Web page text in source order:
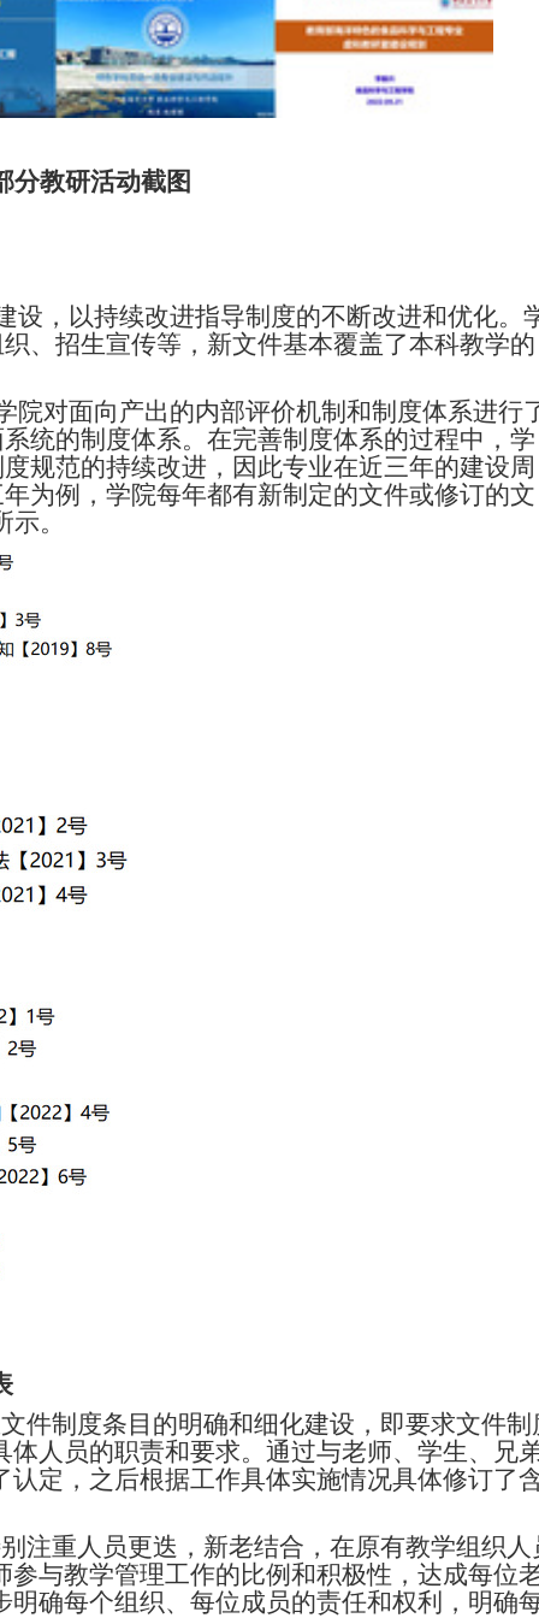
分教研活动截图
设 ， 以持续改进指导制度的不断改进和优化。
、招生宣传等，新文件基本覆盖了本科教学的
院对面向产出的内部评价机制和制度体系进行
统的制度体系。在完善制度体系的过程中，学
规范的持续改进，因此专业在近三年的建设周
为例，学院每年都有新制定的文件或修订的文
示。
件制度条目的明确和细化建设，即要求文件制
人员的职责和要求。通过与老师、学生、兄
定，之后根据工作具体实施情况具体修订了
注重人员更迭，新老结合，在原有教学组织人
与教学管理工作的比例和积极性，达成每位
确每个组织、每位成员的责任和权利，明确